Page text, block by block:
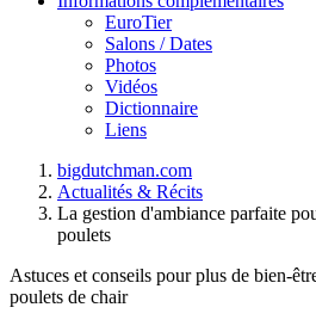
EuroTier
Salons / Dates
Photos
Vidéos
Dictionnaire
Liens
bigdutchman.com
Actualités & Récits
La gestion d'ambiance parfaite
poulets
Astuces et conseils pour plus de bien-
poulets de chair